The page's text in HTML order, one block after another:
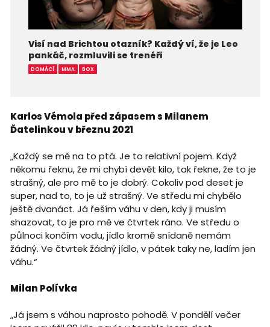
Visí nad Brichtou otazník? Každý ví, že je Leo
pankáč, rozmluvili se trenéři
DOMÁCÍ MMA BOX
Karlos Vémola před zápasem s Milanem
Ďatelinkou v březnu 2021
„Každý se mě na to ptá. Je to relativní pojem. Když
někomu řeknu, že mi chybí devět kilo, tak řekne, že to je
strašný, ale pro mě to je dobrý. Cokoliv pod deset je
super, nad to, to je už strašný. Ve středu mi chybělo
ještě dvanáct. Já řeším váhu v den, kdy ji musím
shazovat, to je pro mě ve čtvrtek ráno. Ve středu o
půlnoci končím vodu, jídlo kromě snídaně nemám
žádný. Ve čtvrtek žádný jídlo, v pátek taky ne, ladím jen
váhu.“
Milan Polívka
„Já jsem s váhou naprosto pohodě. V pondělí večer